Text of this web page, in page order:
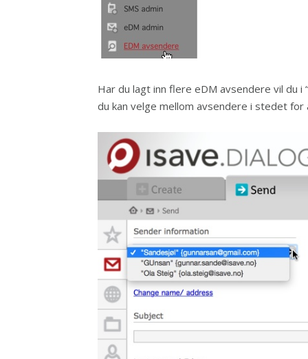
Har du lagt inn flere eDM avsendere vil du
du kan velge mellom avsendere i stedet